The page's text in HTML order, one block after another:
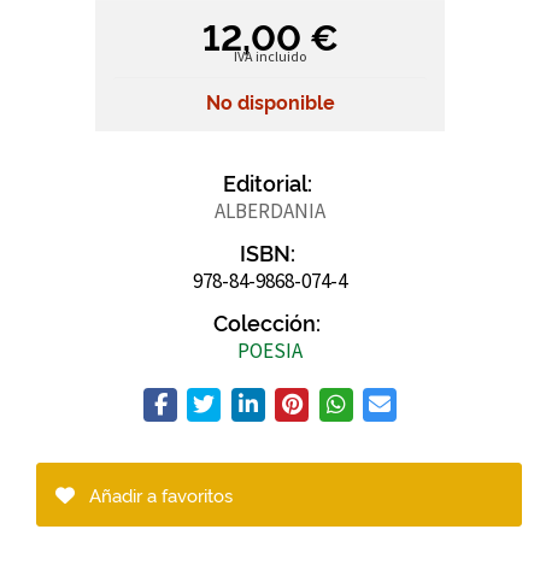
12,00 €
IVA incluido
No disponible
Editorial:
ALBERDANIA
ISBN:
978-84-9868-074-4
Colección:
POESIA
Añadir a favoritos